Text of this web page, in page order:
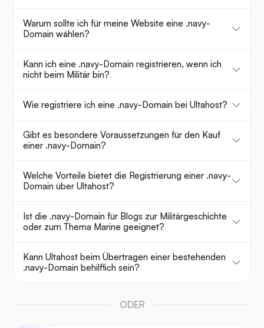
Warum sollte ich für meine Website eine .navy-
Domain wählen?
Kann ich eine .navy-Domain registrieren, wenn ich
nicht beim Militär bin?
Wie registriere ich eine .navy-Domain bei Ultahost?
Gibt es besondere Voraussetzungen für den Kauf
einer .navy-Domain?
Welche Vorteile bietet die Registrierung einer .navy-
Domain über Ultahost?
Ist die .navy-Domain für Blogs zur Militärgeschichte
oder zum Thema Marine geeignet?
Kann Ultahost beim Übertragen einer bestehenden
.navy-Domain behilflich sein?
ODER